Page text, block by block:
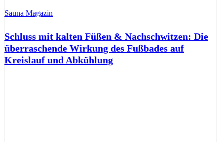
Sauna Magazin
Schluss mit kalten Füßen & Nachschwitzen: Die
überraschende Wirkung des Fußbades auf
Kreislauf und Abkühlung